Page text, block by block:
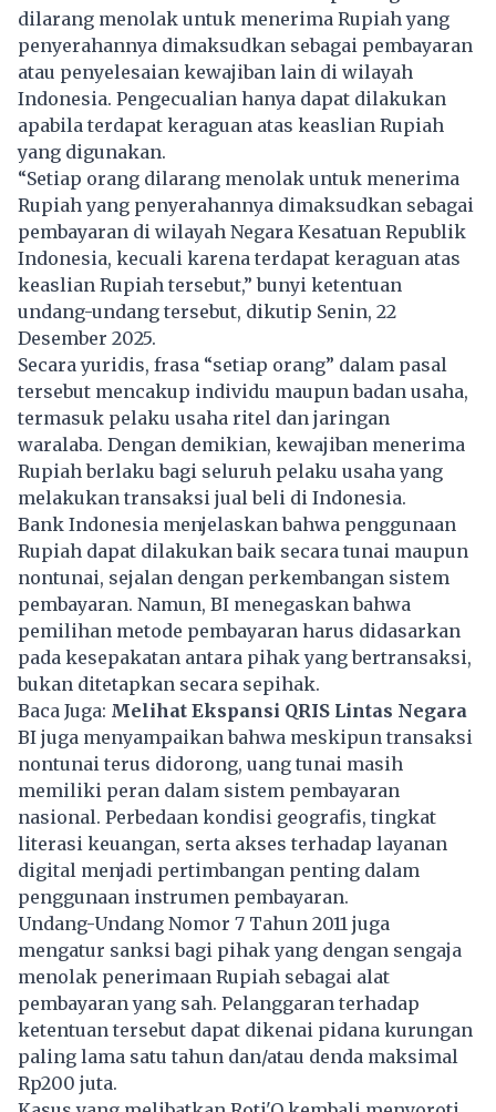
dilarang menolak untuk menerima Rupiah yang
penyerahannya dimaksudkan sebagai pembayaran
atau penyelesaian kewajiban lain di wilayah
Indonesia. Pengecualian hanya dapat dilakukan
apabila terdapat keraguan atas keaslian Rupiah
yang digunakan.
“Setiap orang dilarang menolak untuk menerima
Rupiah yang penyerahannya dimaksudkan sebagai
pembayaran di wilayah Negara Kesatuan Republik
Indonesia, kecuali karena terdapat keraguan atas
keaslian Rupiah tersebut,” bunyi ketentuan
undang-undang tersebut, dikutip Senin, 22
Desember 2025.
Secara yuridis, frasa “setiap orang” dalam pasal
tersebut mencakup individu maupun badan usaha,
termasuk pelaku usaha ritel dan jaringan
waralaba. Dengan demikian, kewajiban menerima
Rupiah berlaku bagi seluruh pelaku usaha yang
melakukan transaksi jual beli di Indonesia.
Bank Indonesia menjelaskan bahwa penggunaan
Rupiah dapat dilakukan baik secara tunai maupun
nontunai, sejalan dengan perkembangan sistem
pembayaran. Namun, BI menegaskan bahwa
pemilihan metode pembayaran harus didasarkan
pada kesepakatan antara pihak yang bertransaksi,
bukan ditetapkan secara sepihak.
Baca Juga: Melihat Ekspansi QRIS Lintas Negara
BI juga menyampaikan bahwa meskipun transaksi
nontunai terus didorong, uang tunai masih
memiliki peran dalam sistem pembayaran
nasional. Perbedaan kondisi geografis, tingkat
literasi keuangan, serta akses terhadap layanan
digital menjadi pertimbangan penting dalam
penggunaan instrumen pembayaran.
Undang-Undang Nomor 7 Tahun 2011 juga
mengatur sanksi bagi pihak yang dengan sengaja
menolak penerimaan Rupiah sebagai alat
pembayaran yang sah. Pelanggaran terhadap
ketentuan tersebut dapat dikenai pidana kurungan
paling lama satu tahun dan/atau denda maksimal
Rp200 juta.